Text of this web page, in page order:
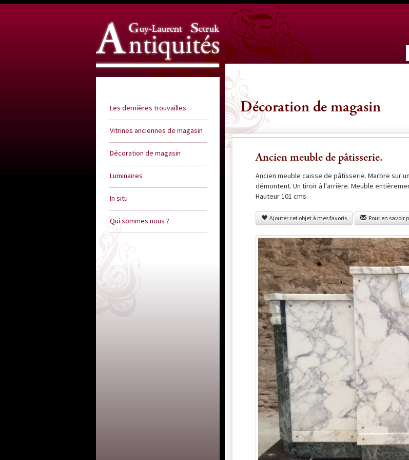
Les dernières trouvailles
Vitrines anciennes de magasin
Décoration de magasin
Luminaires
In situ
Qui sommes nous ?
Décoration de magasin
Ancien meuble de pâtisserie.
Ancien meuble caisse de pâtisserie. Marbre sur
démontent. Un tiroir à l'arrière. Meuble
Hauteur 101 cms.
Ajouter cet objet à mes favoris Pour en savoir